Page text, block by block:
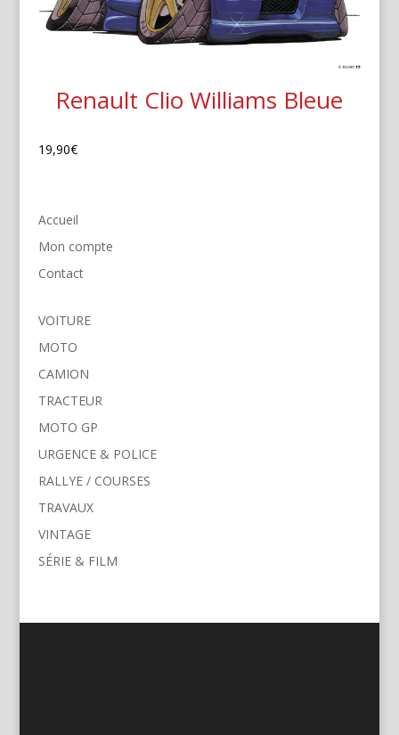
Renault Clio Williams Bleue
19,90€
Accueil
Mon compte
Contact
VOITURE
MOTO
CAMION
TRACTEUR
MOTO GP
URGENCE & POLICE
RALLYE / COURSES
TRAVAUX
VINTAGE
SÉRIE & FILM